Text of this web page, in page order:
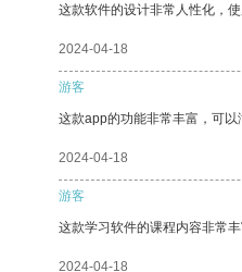
这款软件的设计非常人性化，使
2024-04-18
游客
这款app的功能非常丰富，可以
2024-04-18
游客
这款学习软件的课程内容非常
2024-04-18